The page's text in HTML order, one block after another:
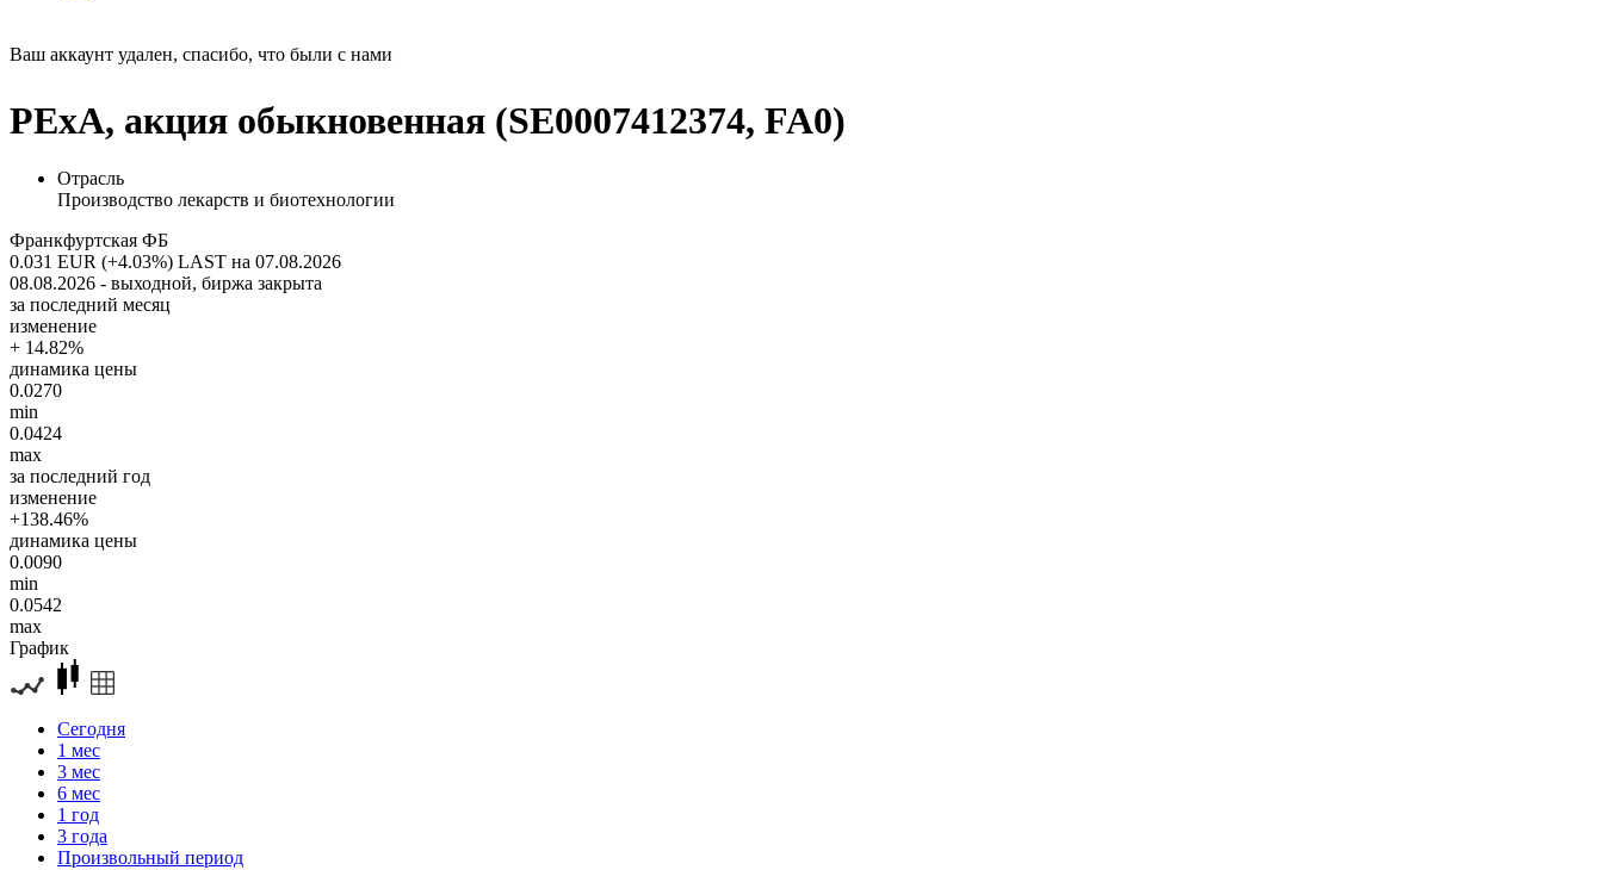
Ваш аккаунт удален, спасибо, что были с нами
PExA, акция обыкновенная (SE0007412374, FA0)
Отрасль
Производство лекарств и биотехнологии
Франкфуртская ФБ
0.031 EUR (+4.03%) LAST на 07.08.2026
08.08.2026 - выходной, биржа закрыта
за последний месяц
изменение
+ 14.82%
динамика цены
0.0270
min
0.0424
max
за последний год
изменение
+138.46%
динамика цены
0.0090
min
0.0542
max
График
Сегодня
1 мес
3 мес
6 мес
1 год
3 года
Произвольный период